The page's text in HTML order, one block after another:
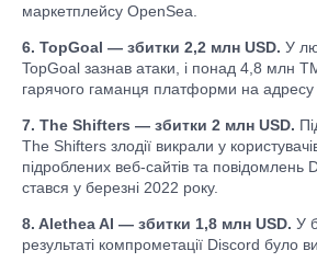
маркетплейсу OpenSea.
6. TopGoal — збитки 2,2 млн USD. У
TopGoal зазнав атаки, і понад 4,8 млн
гарячого гаманця платформи на адресу
7. The Shifters — збитки 2 млн USD.
The Shifters злодії викрали у
підроблених веб-сайтів та повідомлень
стався у березні 2022 року.
8. Alethea AI — збитки 1,8 млн USD. У
результаті компрометації Discord було